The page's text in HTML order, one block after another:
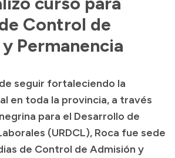
Control de
Permanencia
seguir fortaleciendo la
en toda la provincia, a través
para el Desarrollo de
(URDCL), Roca fue sede
de Control de Admisión y